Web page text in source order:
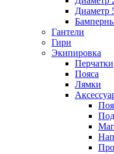
Диаметр
Гантели
Гири
Экипировка
Перчатки
Пояса
Лямки